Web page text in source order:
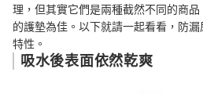
理，但其實它們是兩種截然不同的商
的護墊為佳。以下就請一起看看，防
特性。
吸水後表面依然乾爽